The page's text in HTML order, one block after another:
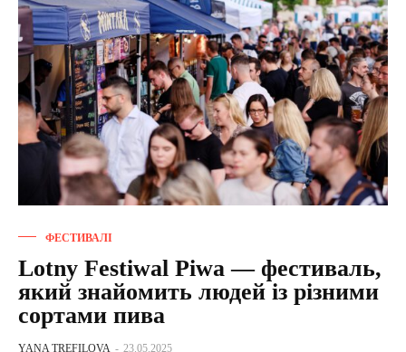
ФЕСТИВАЛІ
Lotny Festiwal Piwa — фестиваль,
який знайомить людей із різними
сортами пива
YANA TREFILOVA - 23.05.2025